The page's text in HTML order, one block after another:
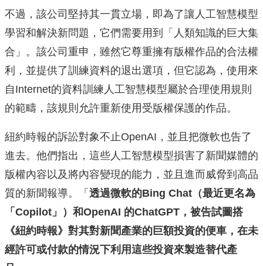
不過，該公司堅持其一貫立場，即為了讓人工智慧模型
學習和解決新問題，它們需要用到「人類知識的巨大集
合」。該公司重申，雖然它尊重擁有版權作品的合法權
利，並提供了訓練資料的退出選項，但它認為，使用來
自Internet的資料訓練人工智慧模型屬於合理使用規則
的範疇，該規則允許重新使用受版權保護的作品。
紐約時報的訴訟對象不止OpenAI，並且把微軟也告了
進去。他們指出，這些人工智慧模型損害了新聞媒體的
版權內容以及將內容變現的能力，並且進而威脅到高品
質的新聞報導。「 透過微軟的Bing Chat（最近更名為
「Copilot」）和OpenAI 的ChatGPT，被告試圖搭
《紐約時報》對其對新聞產業的巨額投資的便車，在未
經許可或付款的情況下利用這些投資來製造替代產